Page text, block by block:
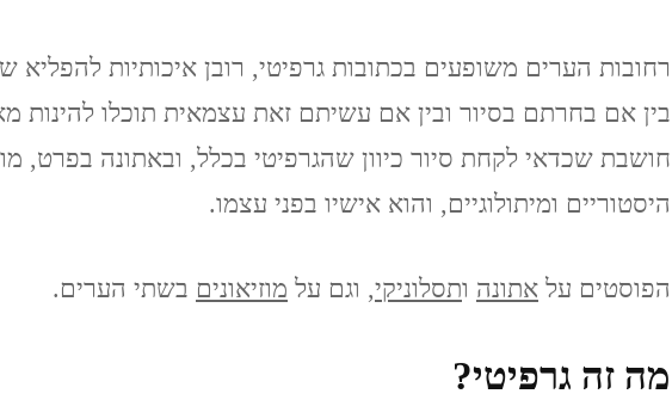
AND
IN THE
THE
רחובות הערים משופעים בכתובות גרפיטי, רובן איכותיות להפליא
בין אם בחרתם בסיור ובין אם עשיתם זאת עצמאית תוכלו להינות
חושבת שכדאי לקחת סיור כיוון שהגרפיטי בכלל, ובאתונה בפרט,
היסטוריים ומיתולוגיים, והוא אישיו בפני עצמו.
הפוסטים על אתונה ותסלוניקי, וגם על מוזיאונים בשתי הערים.
מה זה גרפיטי?